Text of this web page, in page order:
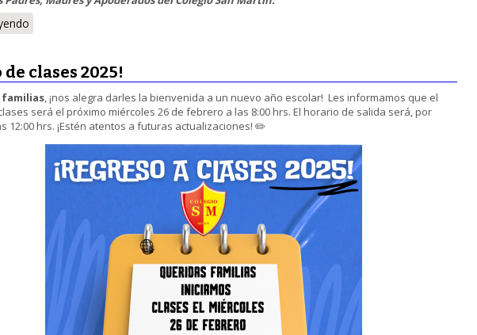
de clases 2025!
familias, ¡nos alegra darles la bienvenida a un nuevo año escolar! Les informamos que el
será el próximo miércoles 26 de febrero a las 8:00 hrs. El horario de salida será, por
12:00 hrs. ¡Estén atentos a futuras actualizaciones! ✏️